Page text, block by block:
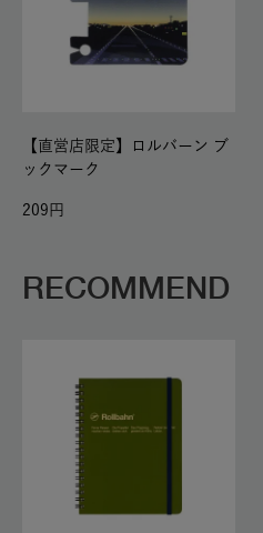
【直営店限定】ロルバーン ブ
ックマーク
209
RECOMMEND